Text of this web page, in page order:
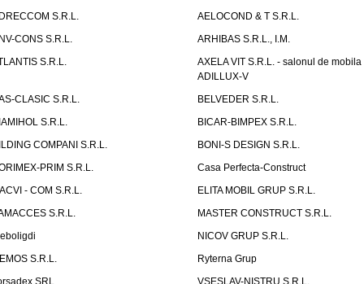
S.R.L.
AELOCOND & T S.R.L.
CONS S.R.L.
ARHIBAS S.R.L., I.M.
S.R.L.
AXELA VIT S.R.L. - salonul de mobila
ADILLUX-V
CLASIC S.R.L.
BELVEDER S.R.L.
S.R.L.
BICAR-BIMPEX S.R.L.
COMPANI S.R.L.
BONI-S DESIGN S.R.L.
PRIM S.R.L.
Casa Perfecta-Construct
- COM S.R.L.
ELITA MOBIL GRUP S.R.L.
S.R.L.
MASTER CONSTRUCT S.R.L.
NICOV GRUP S.R.L.
S.R.L.
Ryterna Grup
SRL
VSESLAV-NISTRU S.R.L.